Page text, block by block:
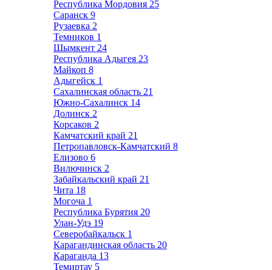
Республика Мордовия 25
Саранск 9
Рузаевка 2
Темников 1
Шымкент 24
Республика Адыгея 23
Майкоп 8
Адыгейск 1
Сахалинская область 21
Южно-Сахалинск 14
Долинск 2
Корсаков 2
Камчатский край 21
Петропавловск-Камчатский 8
Елизово 6
Вилючинск 2
Забайкальский край 21
Чита 18
Могоча 1
Республика Бурятия 20
Улан-Удэ 19
Северобайкальск 1
Карагандинская область 20
Караганда 13
Темиртау 5